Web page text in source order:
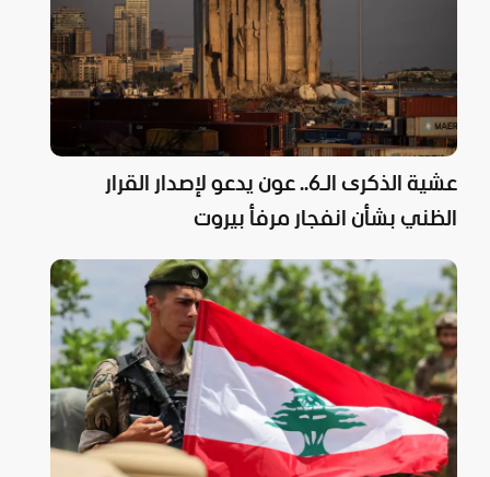
عشية الذكرى الـ6.. عون يدعو لإصدار القرار
الظني بشأن انفجار مرفأ بيروت